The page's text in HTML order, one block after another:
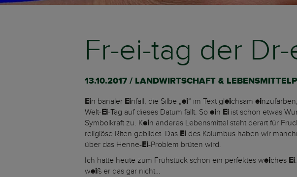
Fr-ei-tag der
13.10.2017 / LANDWIRTSCHAFT &
Ein banaler Einfall, die Silbe „ei“ im Text gleichsam ei
Welt-Ei-Tag auf dieses Datum fällt. So ein Ei ist schon etwas
Symbolkraft zu. Kein anderes Lebensmittel steht derart für
religiöse Riten gebildet. Das Ei des Kolumbus haben wir
über das Henne-Ei-Problem brüten wird.
Ich hatte heute zum Frühstück schon ein perfektes weiches Ei
weiß er das gar nicht…